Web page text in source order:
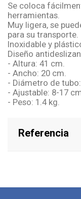
Se coloca
herramientas.
Muy ligera, se
para su transporte.
Inoxidable y
Diseño
- Altura: 41 cm.
- Ancho: 20 cm.
- Diámetro de
- Ajustable: 8-17
- Peso: 1.4 kg.
Referencia